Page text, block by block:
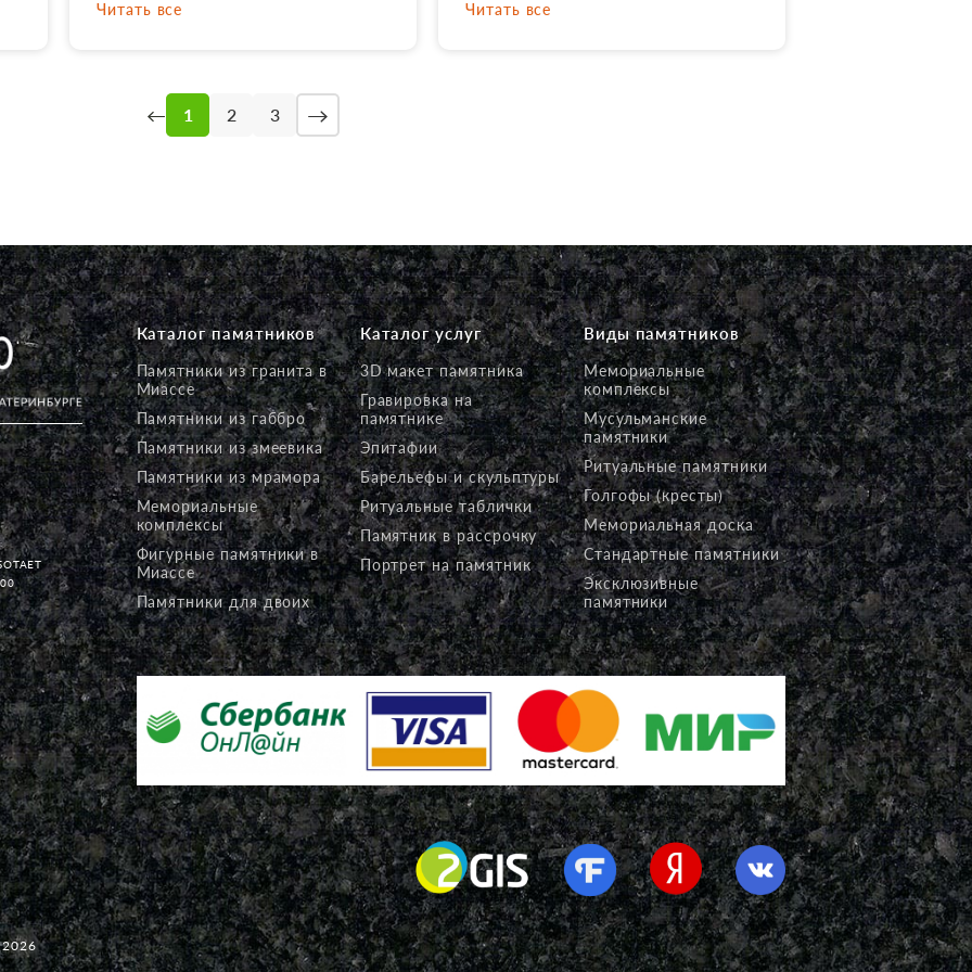
монтажа памятник выглядел
однозначно!
Читать все
ответ. Обязательно согласуют с
Читать все
← 1 2 3 →
Каталог памятников
Памятники из гранита в
Миассе
Памятники из габбро
Памятники из змеевика
Памятники из мрамора
Мемориальные
комплексы
Фигурные памятники в
Миассе
Памятники для двоих
Каталог услуг
3D макет памятника
Гравировка на
памятнике
Эпитафии
Барельефы и скульптуры
Ритуальные таблички
Памятник в рассрочку
Портрет на памятник
Виды памятников
Мемориальные
комплексы
Мусульманские
памятники
Ритуальные памятники
Голгофы (кресты)
Мемориальная доска
Стандартные памятники
Эксклюзивные
памятники